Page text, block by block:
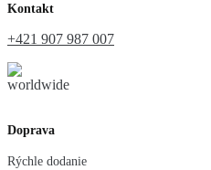
Kontakt
+421 907 987 007
Doprava
Rýchle dodanie